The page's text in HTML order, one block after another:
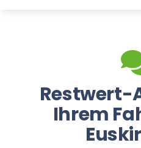
Restwert-
Ihrem